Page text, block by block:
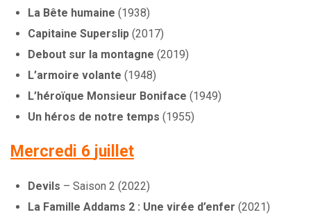
La Bête humaine (1938)
Capitaine Superslip (2017)
Debout sur la montagne (2019)
L’armoire volante (1948)
L’héroïque Monsieur Boniface (1949)
Un héros de notre temps (1955)
Mercredi 6 juillet
Devils – Saison 2 (2022)
La Famille Addams 2 : Une virée d’enfer (2021)